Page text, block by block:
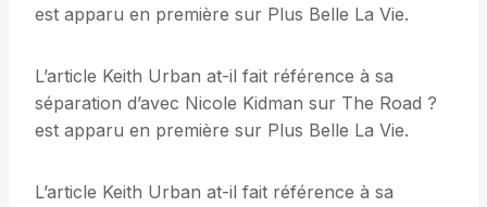
est apparu en première sur Plus Belle La Vie.
L’article Keith Urban at-il fait référence à sa
séparation d’avec Nicole Kidman sur The Road ?
est apparu en première sur Plus Belle La Vie.
L’article Keith Urban at-il fait référence à sa